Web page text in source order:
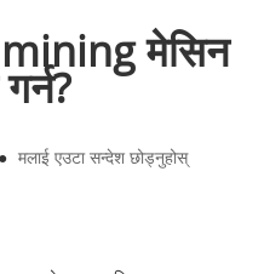
मेसिन
● मलाई एउटा सन्देश छोड्नुहोस्